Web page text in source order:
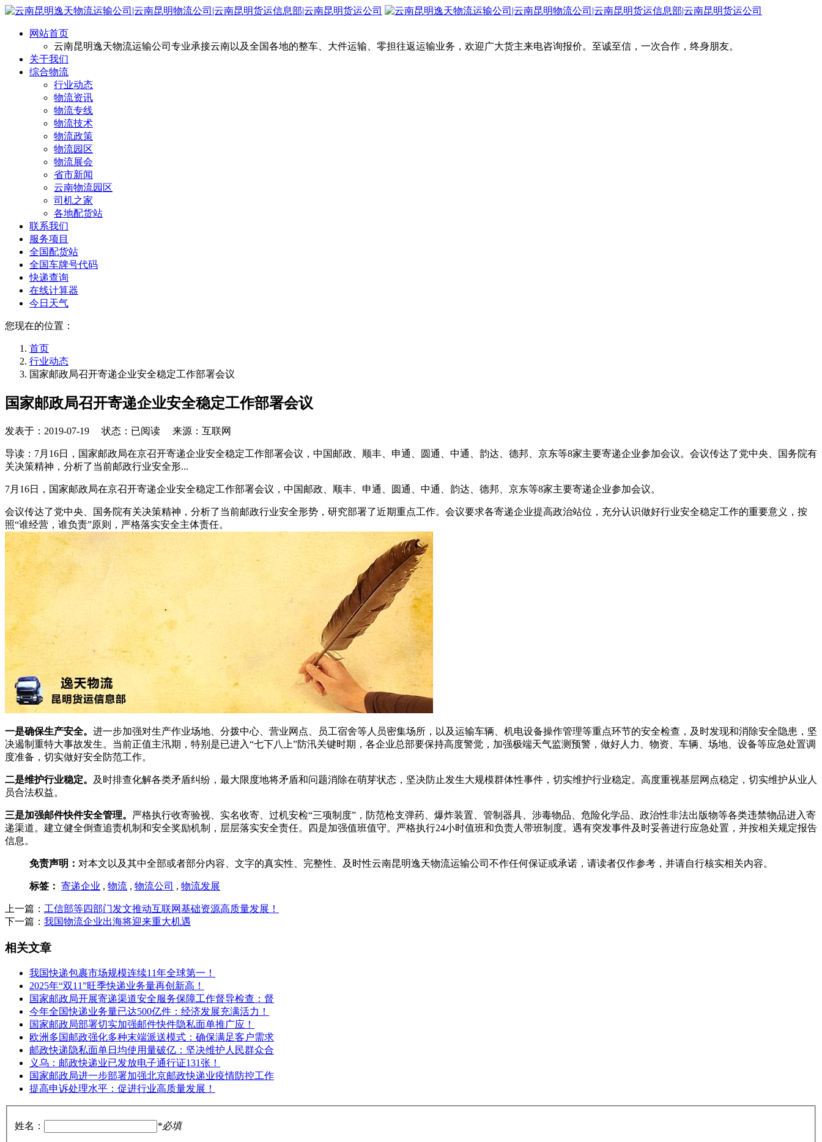
网站首页
云南昆明逸天物流运输公司专业承接云南以及全国各地的整车、大件运输、零担往返运输业务，欢迎广大货主来电咨询报价。至诚至信，一次合作，终身朋友。
关于我们
综合物流
行业动态
物流资讯
物流专线
物流技术
物流政策
物流园区
物流展会
省市新闻
云南物流园区
司机之家
各地配货站
联系我们
服务项目
全国配货站
全国车牌号代码
快递查询
在线计算器
今日天气
您现在的位置：
首页
行业动态
国家邮政局召开寄递企业安全稳定工作部署会议
国家邮政局召开寄递企业安全稳定工作部署会议
发表于： 2019-07-19 状态：已阅读 来源：互联网
导读：7月16日，国家邮政局在京召开寄递企业安全稳定工作部署会议，中国邮政、顺丰、申通、圆通、中通、韵达、德邦、京东等8家主要寄递企业参加会议。会议传达了党中央、国务院有
关决策精神，分析了当前邮政行业安全形...
7月16日，国家邮政局在京召开寄递企业安全稳定工作部署会议，中国邮政、顺丰、申通、圆通、中通、韵达、德邦、京东等8家主要寄递企业参加会议。
会议传达了党中央、国务院有关决策精神，分析了当前邮政行业安全形势，研究部署了近期重点工作。会议要求各寄递企业提高政治站位，充分认识做好行业安全稳定工作的重要意义，按
照“谁经营，谁负责”原则，严格落实安全主体责任。
一是确保生产安全。 进一步加强对生产作业场地、分拨中心、营业网点、员工宿舍等人员密集场所，以及运输车辆、机电设备操作管理等重点环节的安全检查，及时发现和消除安全隐患，坚
决遏制重特大事故发生。当前正值主汛期，特别是已进入“七下八上”防汛关键时期，各企业总部要保持高度警觉，加强极端天气监测预警，做好人力、物资、车辆、场地、设备等应急处置调
度准备，切实做好安全防范工作。
二是维护行业稳定。
及时排查化解各类矛盾纠纷，最大限度地将矛盾和问题消除在萌芽状态，坚决防止发生大规模群体性事件，切实维护行业稳定。高度重视基层网点稳定，切实维护从业人
员合法权益。
三是加强邮件快件安全管理。 严格执行收寄验视、实名收寄、过机安检“三项制度”，防范枪支弹药、爆炸装置、管制器具、涉毒物品、危险化学品、政治性非法出版物等各类违禁物品进入寄
递渠道。建立健全倒查追责机制和安全奖励机制，层层落实安全责任。四是加强值班值守。严格执行24小时值班和负责人带班制度。遇有突发事件及时妥善进行应急处置，并按相关规定报告
信息。
免责声明： 对本文以及其中全部或者部分内容、文字的真实性、完整性、及时性云南昆明逸天物流运输公司不作任何保证或承诺，请读者仅作参考，并请自行核实相关内容。
标签： 寄递企业 , 物流 , 物流公司 , 物流发展
上一篇： 工信部等四部门发文推动互联网基础资源高质量发展！
下一篇： 我国物流企业出海将迎来重大机遇
相关文章
我国快递包裹市场规模连续11年全球第一！
2025年“双11”旺季快递业务量再创新高！
国家邮政局开展寄递渠道安全服务保障工作督导检查：督
今年全国快递业务量已达500亿件：经济发展充满活力！
国家邮政局部署切实加强邮件快件隐私面单推广应！
欧洲多国邮政强化多种末端派送模式：确保满足客户需求
邮政快递隐私面单日均使用量破亿：坚决维护人民群众合
义乌：邮政快递业已发放电子通行证131张！
国家邮政局进一步部署加强北京邮政快递业疫情防控工作
提高申诉处理水平：促进行业高质量发展！
姓名： *必填